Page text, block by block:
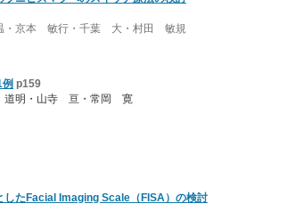
京本 敏行・千葉 大・村田 敏規
p159
明・山寺 亘・常岡 寛
したFacial Imaging Scale（FISA）の検討